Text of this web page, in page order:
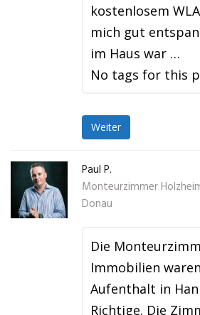
kostenlosem
mich gut
im Haus war …
No tags for this
Weiter
Paul P.
Monteurzimmer
Donau
Die
Immobilien
Aufenthalt in
Richtige. Die